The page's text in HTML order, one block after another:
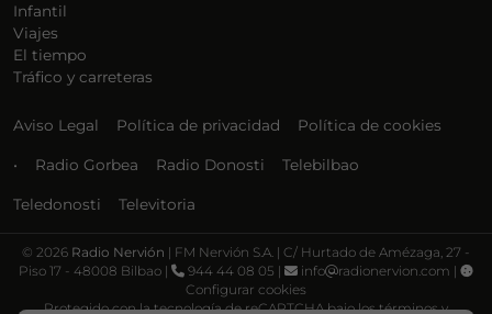
Infantil
Viajes
El tiempo
Tráfico y carreteras
Aviso Legal Política de privacidad Política de cookies
• Radio Gorbea Radio Donosti Telebilbao
Teledonosti Televitoria
© 2026 Radio Nervión | FM Nervión S.A. | C/ Hurtado de Amézaga, 27 -
Piso 17 - 48008 Bilbao |
944 44 08 05 | info
radionervion.com |
Configurar cookies
Protegido con la tecnología de reCAPTCHA bajo los términos y